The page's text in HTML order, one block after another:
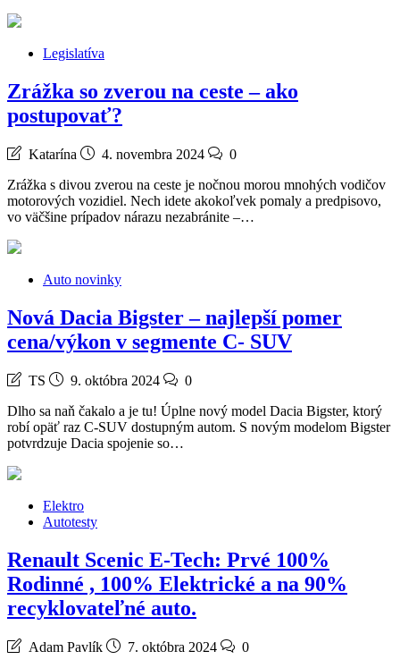
Legislatíva
Zrážka so zverou na ceste – ako
postupovať?
Katarína 4. novembra 2024
0
Zrážka s divou zverou na ceste je nočnou morou mnohých vodičov
motorových vozidiel. Nech idete akokoľvek pomaly a predpisovo,
vo väčšine prípadov nárazu nezabránite –…
Auto novinky
Nová Dacia Bigster – najlepší pomer
cena/výkon v segmente C- SUV
TS 9. októbra 2024
0
Dlho sa naň čakalo a je tu! Úplne nový model Dacia Bigster, ktorý
robí opäť raz C-SUV dostupným autom. S novým modelom Bigster
potvrdzuje Dacia spojenie so…
Elektro
Autotesty
Renault Scenic E-Tech: Prvé 100%
Rodinné , 100% Elektrické a na 90%
recyklovateľné auto.
Adam Pavlík 7. októbra 2024
0